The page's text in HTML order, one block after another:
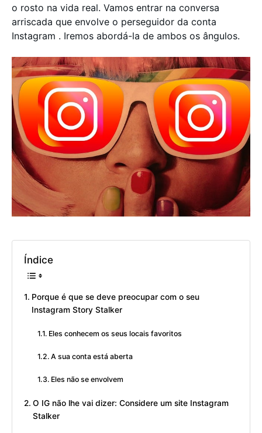
o rosto na vida real. Vamos entrar na conversa
arriscada que envolve o perseguidor da conta
Instagram . Iremos abordá-la de ambos os ângulos.
Índice
Porque é que se deve preocupar com o seu
Instagram Story Stalker
Eles conhecem os seus locais favoritos
A sua conta está aberta
Eles não se envolvem
O IG não lhe vai dizer: Considere um site Instagram
Stalker